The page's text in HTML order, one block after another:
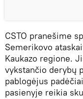
CSTO pranešime
Semerikovo
Kaukazo regione.
vykstančio derybų
pablogėjus
pasienyje reikia